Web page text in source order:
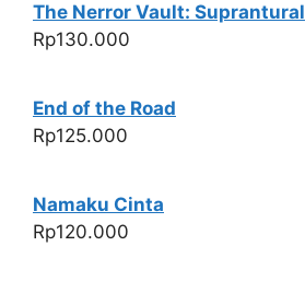
The Nerror Vault: Suprantural
Rp130.000
End of the Road
Rp125.000
Namaku Cinta
Rp120.000